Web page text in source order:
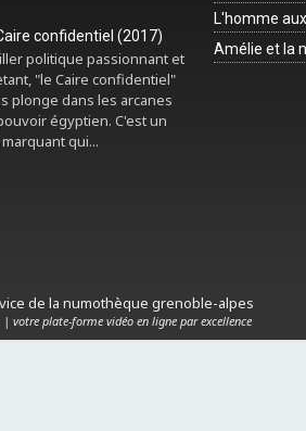
confidentiel (2017)
politique passionnant et
"le Caire confidentiel"
plonge dans les arcanes
égyptien. C'est un
qui...
L'homme
Amélie et la
de la numothèque grenoble-alpes
| votre plate-forme vidéo en ligne par excellence